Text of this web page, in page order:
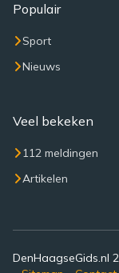
Populair
Sport
Nieuws
Veel bekeken
112 meldingen
Artikelen
DenHaagseGids.nl